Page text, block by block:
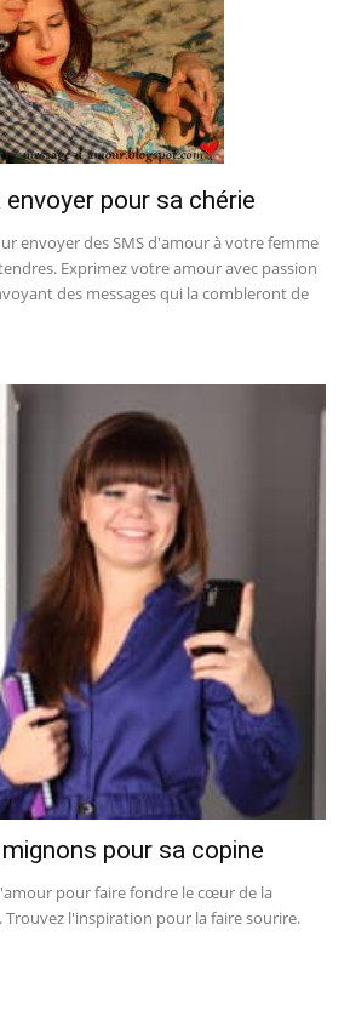
envoyer pour sa chérie
envoyer des SMS d'amour à votre femme
Exprimez votre amour avec passion
des messages qui la combleront de
pour sa copine
pour faire fondre le cœur de la
Trouvez l'inspiration pour la faire sourire.